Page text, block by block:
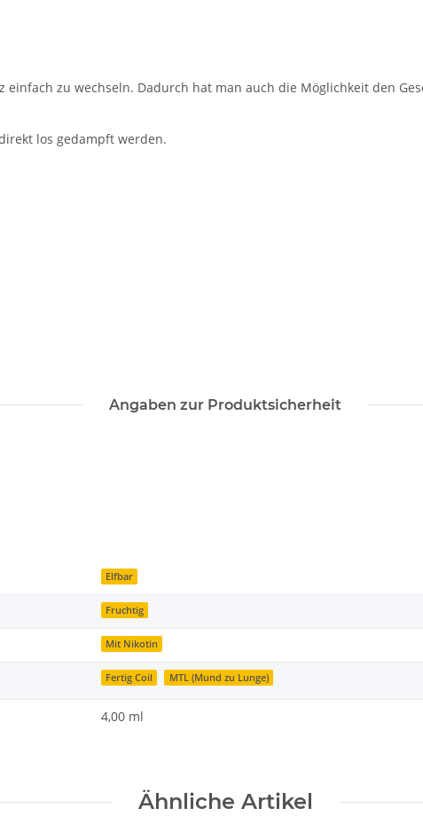
zu wechseln. Dadurch hat man auch die Möglichkeit den
los gedampft werden.
Angaben zur Produktsicherheit
Elfbar
Fruchtig
Mit Nikotin
Fertig Coil MTL (Mund zu Lunge)
4,00 ml
Ähnliche Artikel